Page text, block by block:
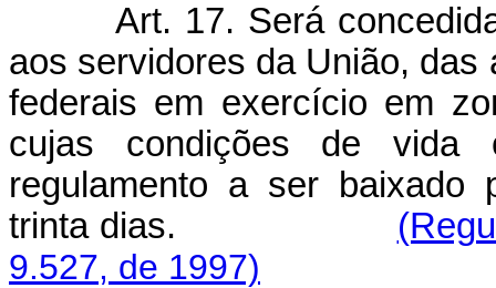
Art. 17. Será concedida
aos servidores da União,
federais em exercício em
cujas condições de vida
regulamento a ser baixado
trinta dias.
9.527, de 1997)